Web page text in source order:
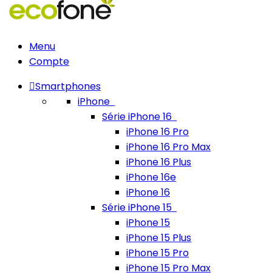
Menu
Compte
Smartphones
iPhone
Série iPhone 16
iPhone 16 Pro
iPhone 16 Pro Max
iPhone 16 Plus
iPhone 16e
iPhone 16
Série iPhone 15
iPhone 15
iPhone 15 Plus
iPhone 15 Pro
iPhone 15 Pro Max